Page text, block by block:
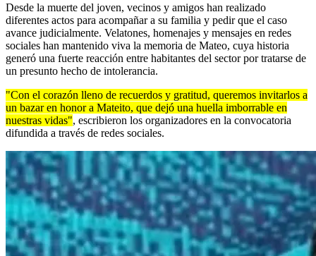
Desde la muerte del joven, vecinos y amigos han realizado
diferentes actos para acompañar a su familia y pedir que el caso
avance judicialmente. Velatones, homenajes y mensajes en redes
sociales han mantenido viva la memoria de Mateo, cuya historia
generó una fuerte reacción entre habitantes del sector por tratarse de
un presunto hecho de intolerancia.
"Con el corazón lleno de recuerdos y gratitud, queremos invitarlos a
un bazar en honor a Mateito, que dejó una huella imborrable en
nuestras vidas", escribieron los organizadores en la convocatoria
difundida a través de redes sociales.